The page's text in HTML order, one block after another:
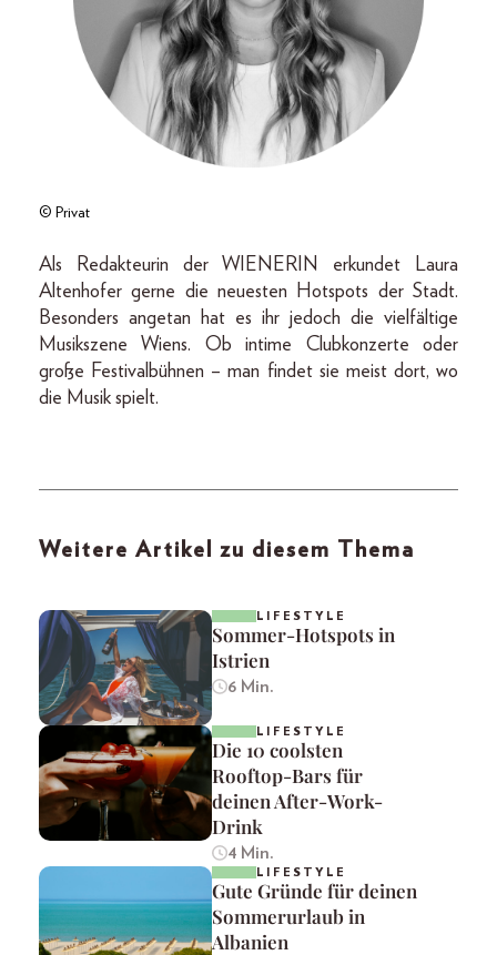
© Privat
Als Redakteurin der WIENERIN erkundet Laura
Altenhofer gerne die neuesten Hotspots der Stadt.
Besonders angetan hat es ihr jedoch die vielfältige
Musikszene Wiens. Ob intime Clubkonzerte oder
große Festivalbühnen – man findet sie meist dort, wo
die Musik spielt.
Weitere Artikel zu diesem Thema
LIFESTYLE
Sommer-Hotspots in
Istrien
6 Min.
LIFESTYLE
Die 10 coolsten
Rooftop-Bars für
deinen After-Work-
Drink
4 Min.
LIFESTYLE
Gute Gründe für deinen
Sommerurlaub in
Albanien